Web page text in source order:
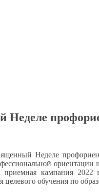
Неделе
ориентации
приемная кампания 2022
обучения по